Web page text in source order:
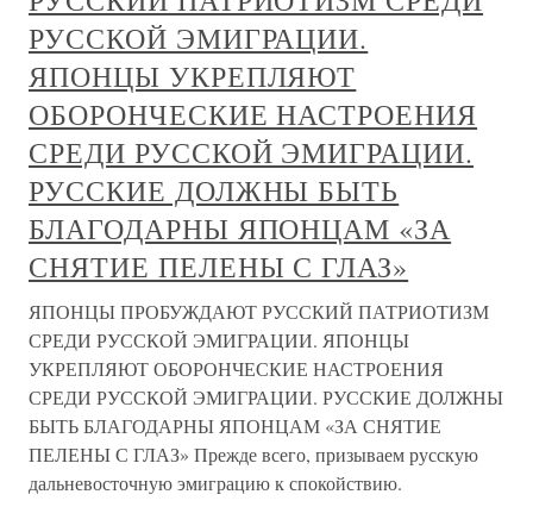
РУССКОЙ ЭМИГРАЦИИ.
ЯПОНЦЫ УКРЕПЛЯЮТ
ОБОРОНЧЕСКИЕ НАСТРОЕНИЯ
СРЕДИ РУССКОЙ ЭМИГРАЦИИ.
РУССКИЕ ДОЛЖНЫ БЫТЬ
БЛАГОДАРНЫ ЯПОНЦАМ «ЗА
СНЯТИЕ ПЕЛЕНЫ С ГЛАЗ»
ЯПОНЦЫ ПРОБУЖДАЮТ РУССКИЙ ПАТРИОТИЗМ
СРЕДИ РУССКОЙ ЭМИГРАЦИИ. ЯПОНЦЫ
УКРЕПЛЯЮТ ОБОРОНЧЕСКИЕ НАСТРОЕНИЯ
СРЕДИ РУССКОЙ ЭМИГРАЦИИ. РУССКИЕ ДОЛЖНЫ
БЫТЬ БЛАГОДАРНЫ ЯПОНЦАМ «ЗА СНЯТИЕ
ПЕЛЕНЫ С ГЛАЗ» Прежде всего, призываем русскую
дальневосточную эмиграцию к спокойствию.